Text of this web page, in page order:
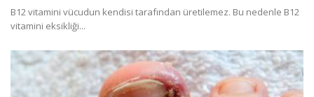
B12 vitamini vücudun kendisi tarafından üretilemez. Bu nedenle B12
vitamini eksikliği...